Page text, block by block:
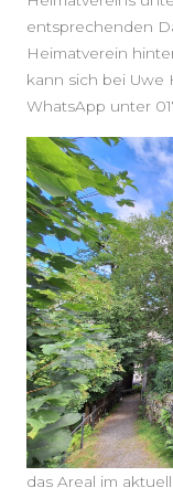
entsprechenden
Heimatverein
kann sich bei Uwe
WhatsApp unter
das Areal im